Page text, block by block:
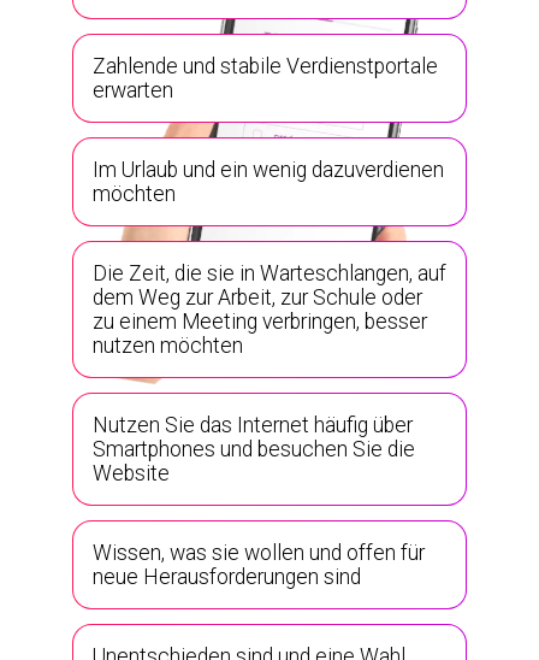
Zahlende und stabile Verdienstportale
erwarten
Im Urlaub und ein wenig dazuverdienen
möchten
Die Zeit, die sie in Warteschlangen, auf
dem Weg zur Arbeit, zur Schule oder
zu einem Meeting verbringen, besser
nutzen möchten
Nutzen Sie das Internet häufig über
Smartphones und besuchen Sie die
Website
Wissen, was sie wollen und offen für
neue Herausforderungen sind